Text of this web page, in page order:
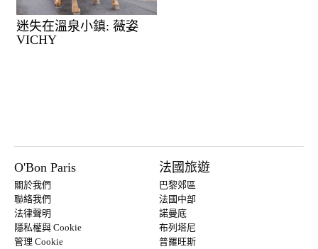
迷失在溫泉小鎮: 薇姿
VICHY
O'Bon Paris
關於我們
聯絡我們
法律聲明
隱私權與 Cookie
管理 Cookie
法國旅遊
巴黎郊區
法國中部
諾曼底
布列塔尼
普羅旺斯